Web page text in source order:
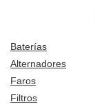
Baterías
Alternadores
Faros
Filtros